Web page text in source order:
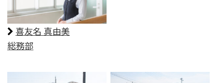
喜友名 真由美
総務部